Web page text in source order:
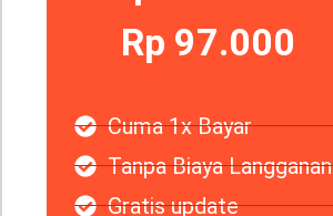
Rp 97.000
Cuma 1x Bayar
Tanpa Biaya Langganan
Gratis update